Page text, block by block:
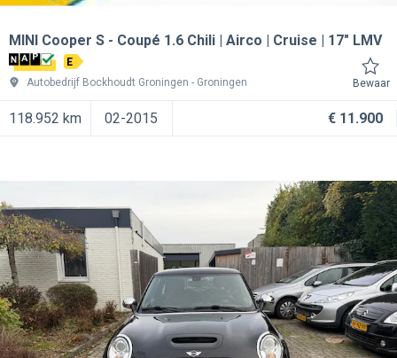
MINI Cooper S Coupé 1.6 Chili | Airco | Cruise | 17" LMV
E
Autobedrijf Bockhoudt Groningen
Groningen Bewaar
118.952 km 02-2015 € 11.900